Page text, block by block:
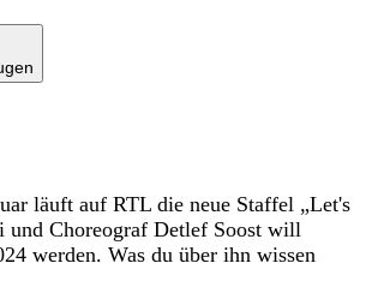
läuft auf RTL die neue Staffel „Let's
und Choreograf Detlef Soost will
werden. Was du über ihn wissen